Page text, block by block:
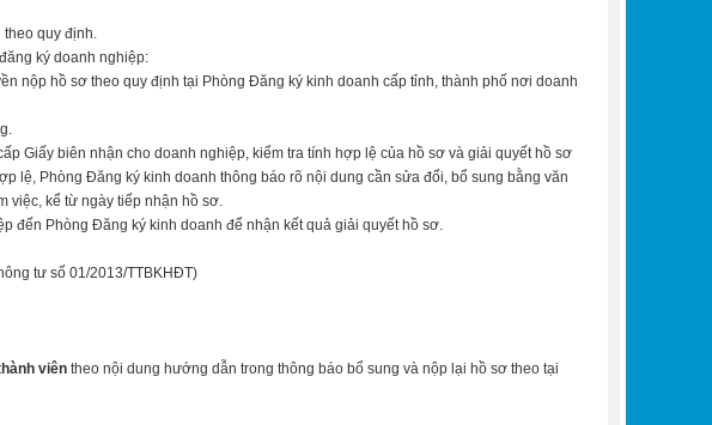
theo quy định.
ký doanh nghiệp:
nộp hồ sơ theo quy định tại Phòng Đăng ký kinh doanh cấp tỉnh, thành phố nơi doanh
Giấy biên nhận cho doanh nghiệp, kiểm tra tính hợp lệ của hồ sơ và giải quyết hồ sơ
lệ, Phòng Đăng ký kinh doanh thông báo rõ nội dung cần sửa đổi, bổ sung bằng văn
việc, kể từ ngày tiếp nhận hồ sơ.
đến Phòng Đăng ký kinh doanh để nhận kết quả giải quyết hồ sơ.
tư số 01/2013/TTBKHĐT)
viên theo nội dung hướng dẫn trong thông báo bổ sung và nộp lại hồ sơ theo tại